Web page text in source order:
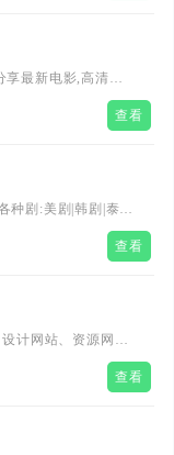
最新电影,高清电
查看
种剧:美剧|韩剧|泰
查看
计网站、资源网
时更新分享优质网址
查看